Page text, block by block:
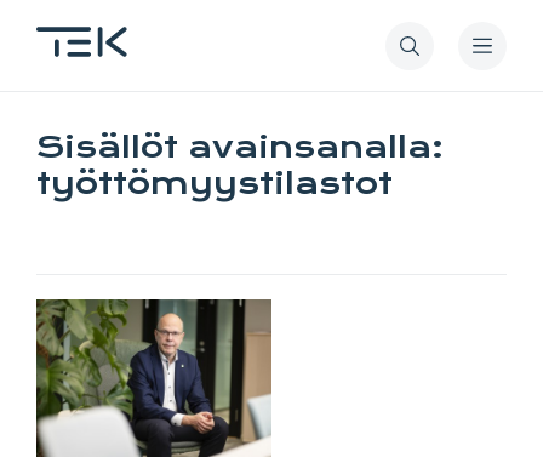
pääsisältöön
Sisällöt avainsanalla:
työttömyystilastot